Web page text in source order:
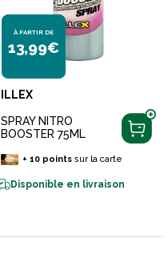
À PARTIR DE
13,99€
ILLEX
SPRAY NITRO
BOOSTER 75ML
+ 10pointssur la carte
Disponible en livraison